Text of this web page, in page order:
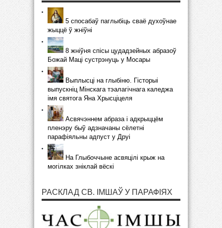
5 спосабаў паглыбіць сваё духоўнае
жыццё ў жніўні
8 жніўня спісы цудадзейных абразоў
Божай Маці сустрэнуць у Мосары
Выплысці на глыбіню. Гісторыі
выпускніц Мінскага тэалагічнага каледжа
імя святога Яна Хрысціцеля
Асвячэннем абраза і адкрыццём
пленэру быў адзначаны сёлетні
парафіяльны адпуст у Друі
На Глыбоччыне асвяцілі крыж на
могілках зніклай вёскі
РАСКЛАД СВ. ІМШАЎ У ПАРАФІЯХ